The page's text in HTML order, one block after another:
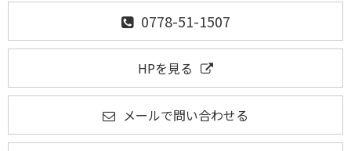
0778-51-1507
HPを見る
メールで問い合わせる